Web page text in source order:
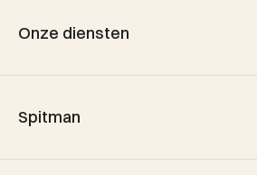
Onze diensten
Aankoop
Spitman